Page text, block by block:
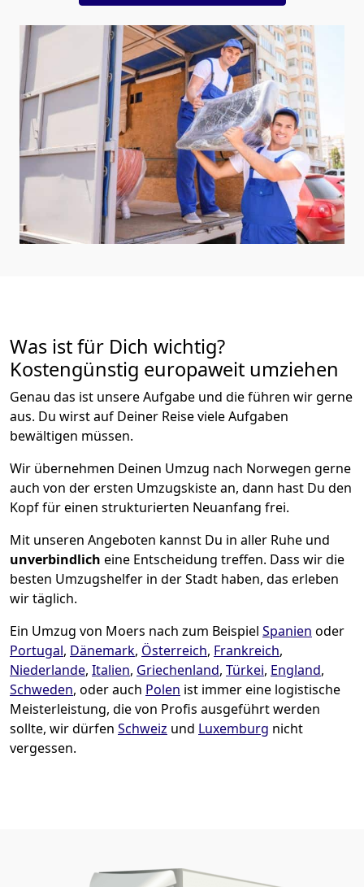
Was ist für Dich wichtig?
Kostengünstig europaweit umziehen
Genau das ist unsere Aufgabe und die führen wir gerne
aus. Du wirst auf Deiner Reise viele Aufgaben
bewältigen müssen.
Wir übernehmen Deinen Umzug nach Norwegen gerne
auch von der ersten Umzugskiste an, dann hast Du den
Kopf für einen strukturierten Neuanfang frei.
Mit unseren Angeboten kannst Du in aller Ruhe und
unverbindlich eine Entscheidung treffen. Dass wir die
besten Umzugshelfer in der Stadt haben, das erleben
wir täglich.
Ein Umzug von Moers nach zum Beispiel Spanien oder
Portugal, Dänemark, Österreich, Frankreich,
Niederlande, Italien, Griechenland, Türkei, England,
Schweden, oder auch Polen ist immer eine logistische
Meisterleistung, die von Profis ausgeführt werden
sollte, wir dürfen Schweiz und Luxemburg nicht
vergessen.